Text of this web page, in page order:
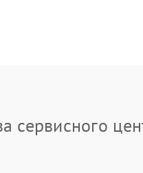
сервисного